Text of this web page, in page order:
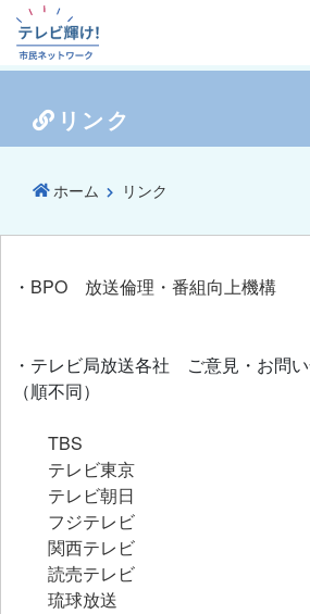
リンク
ホーム リンク
・ BPO 放送倫理・番組向上機構
・テレビ局放送各社 ご意見・お問
（順不同）
TBS
テレビ東京
テレビ朝日
フジテレビ
関西テレビ
読売テレビ
琉球放送